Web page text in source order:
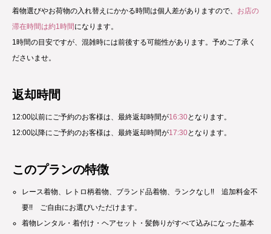
着物選びやお荷物の入れ替えにかかる時間は個人差がありますので、 お店の
滞在時間は約1時間 になります。
1時間の目安ですが、混雑時には前後する可能性があります。予めご了承く
ださいませ。
返却時間
12:00以前にご予約のお客様は、最終返却時間が16:30となります。
12:00以降にご予約のお客様は、最終返却時間が17:30となります。
このプランの特徴
レース着物、レトロ柄着物、ブランド品着物、ランクなし!! 追加料金不
要!! ご自由にお選びいただけます。
着物レンタル・着付け・ヘアセット・髪飾りがすべて込みになった基本